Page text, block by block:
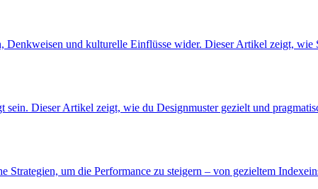
und kulturelle Einflüsse wider. Dieser Artikel zeigt, wie
Dieser Artikel zeigt, wie du Designmuster gezielt und
um die Performance zu steigern – von gezieltem